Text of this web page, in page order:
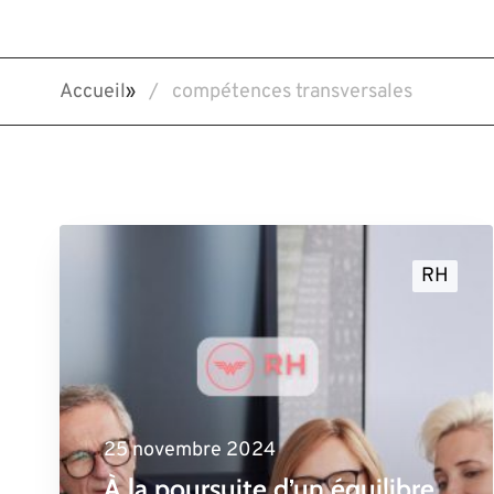
Accueil» compétences transversales
RH
25 novembre 2024